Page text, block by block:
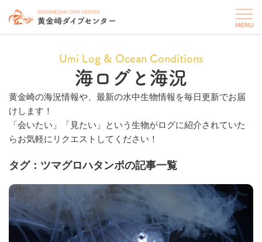
Umi Log & Ocean Conditions
海ログと海況
黄金崎の海況情報や、最新の水中生物情報を毎日更新でお届
けします！
「会いたい」「見たい」という生物がログに紹介されていた
らお気軽にリクエストしてください！
タグ：ツマグロハタンポの記事一覧